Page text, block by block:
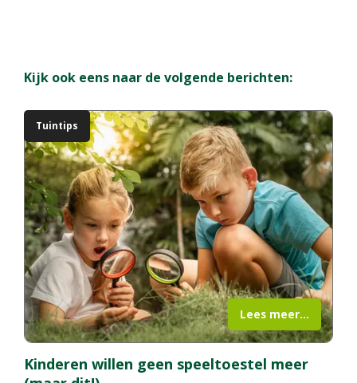
Kijk ook eens naar de volgende berichten:
Kinderen willen geen speeltoestel meer
Tuintips
Lees meer...